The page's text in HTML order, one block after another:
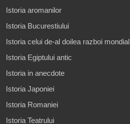
Istoria aromanilor
Istoria Bucurestiului
Istoria celui de-al doilea razboi mondial
Istoria Egiptului antic
Istoria in anecdote
Istoria Japoniei
Istoria Romaniei
Istoria Teatrului